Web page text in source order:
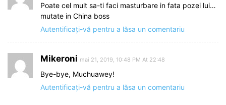
Poate cel mult sa-ti faci masturbare in fata pozei lui…
mutate in China boss
Autentificați-vă pentru a lăsa un comentariu
Mikeroni mai 21, 2019, 10:48 PM At 22:48
Bye-bye, Muchuawey!
Autentificați-vă pentru a lăsa un comentariu